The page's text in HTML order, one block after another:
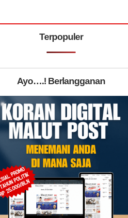
Terpopuler
Ayo….! Berlangganan